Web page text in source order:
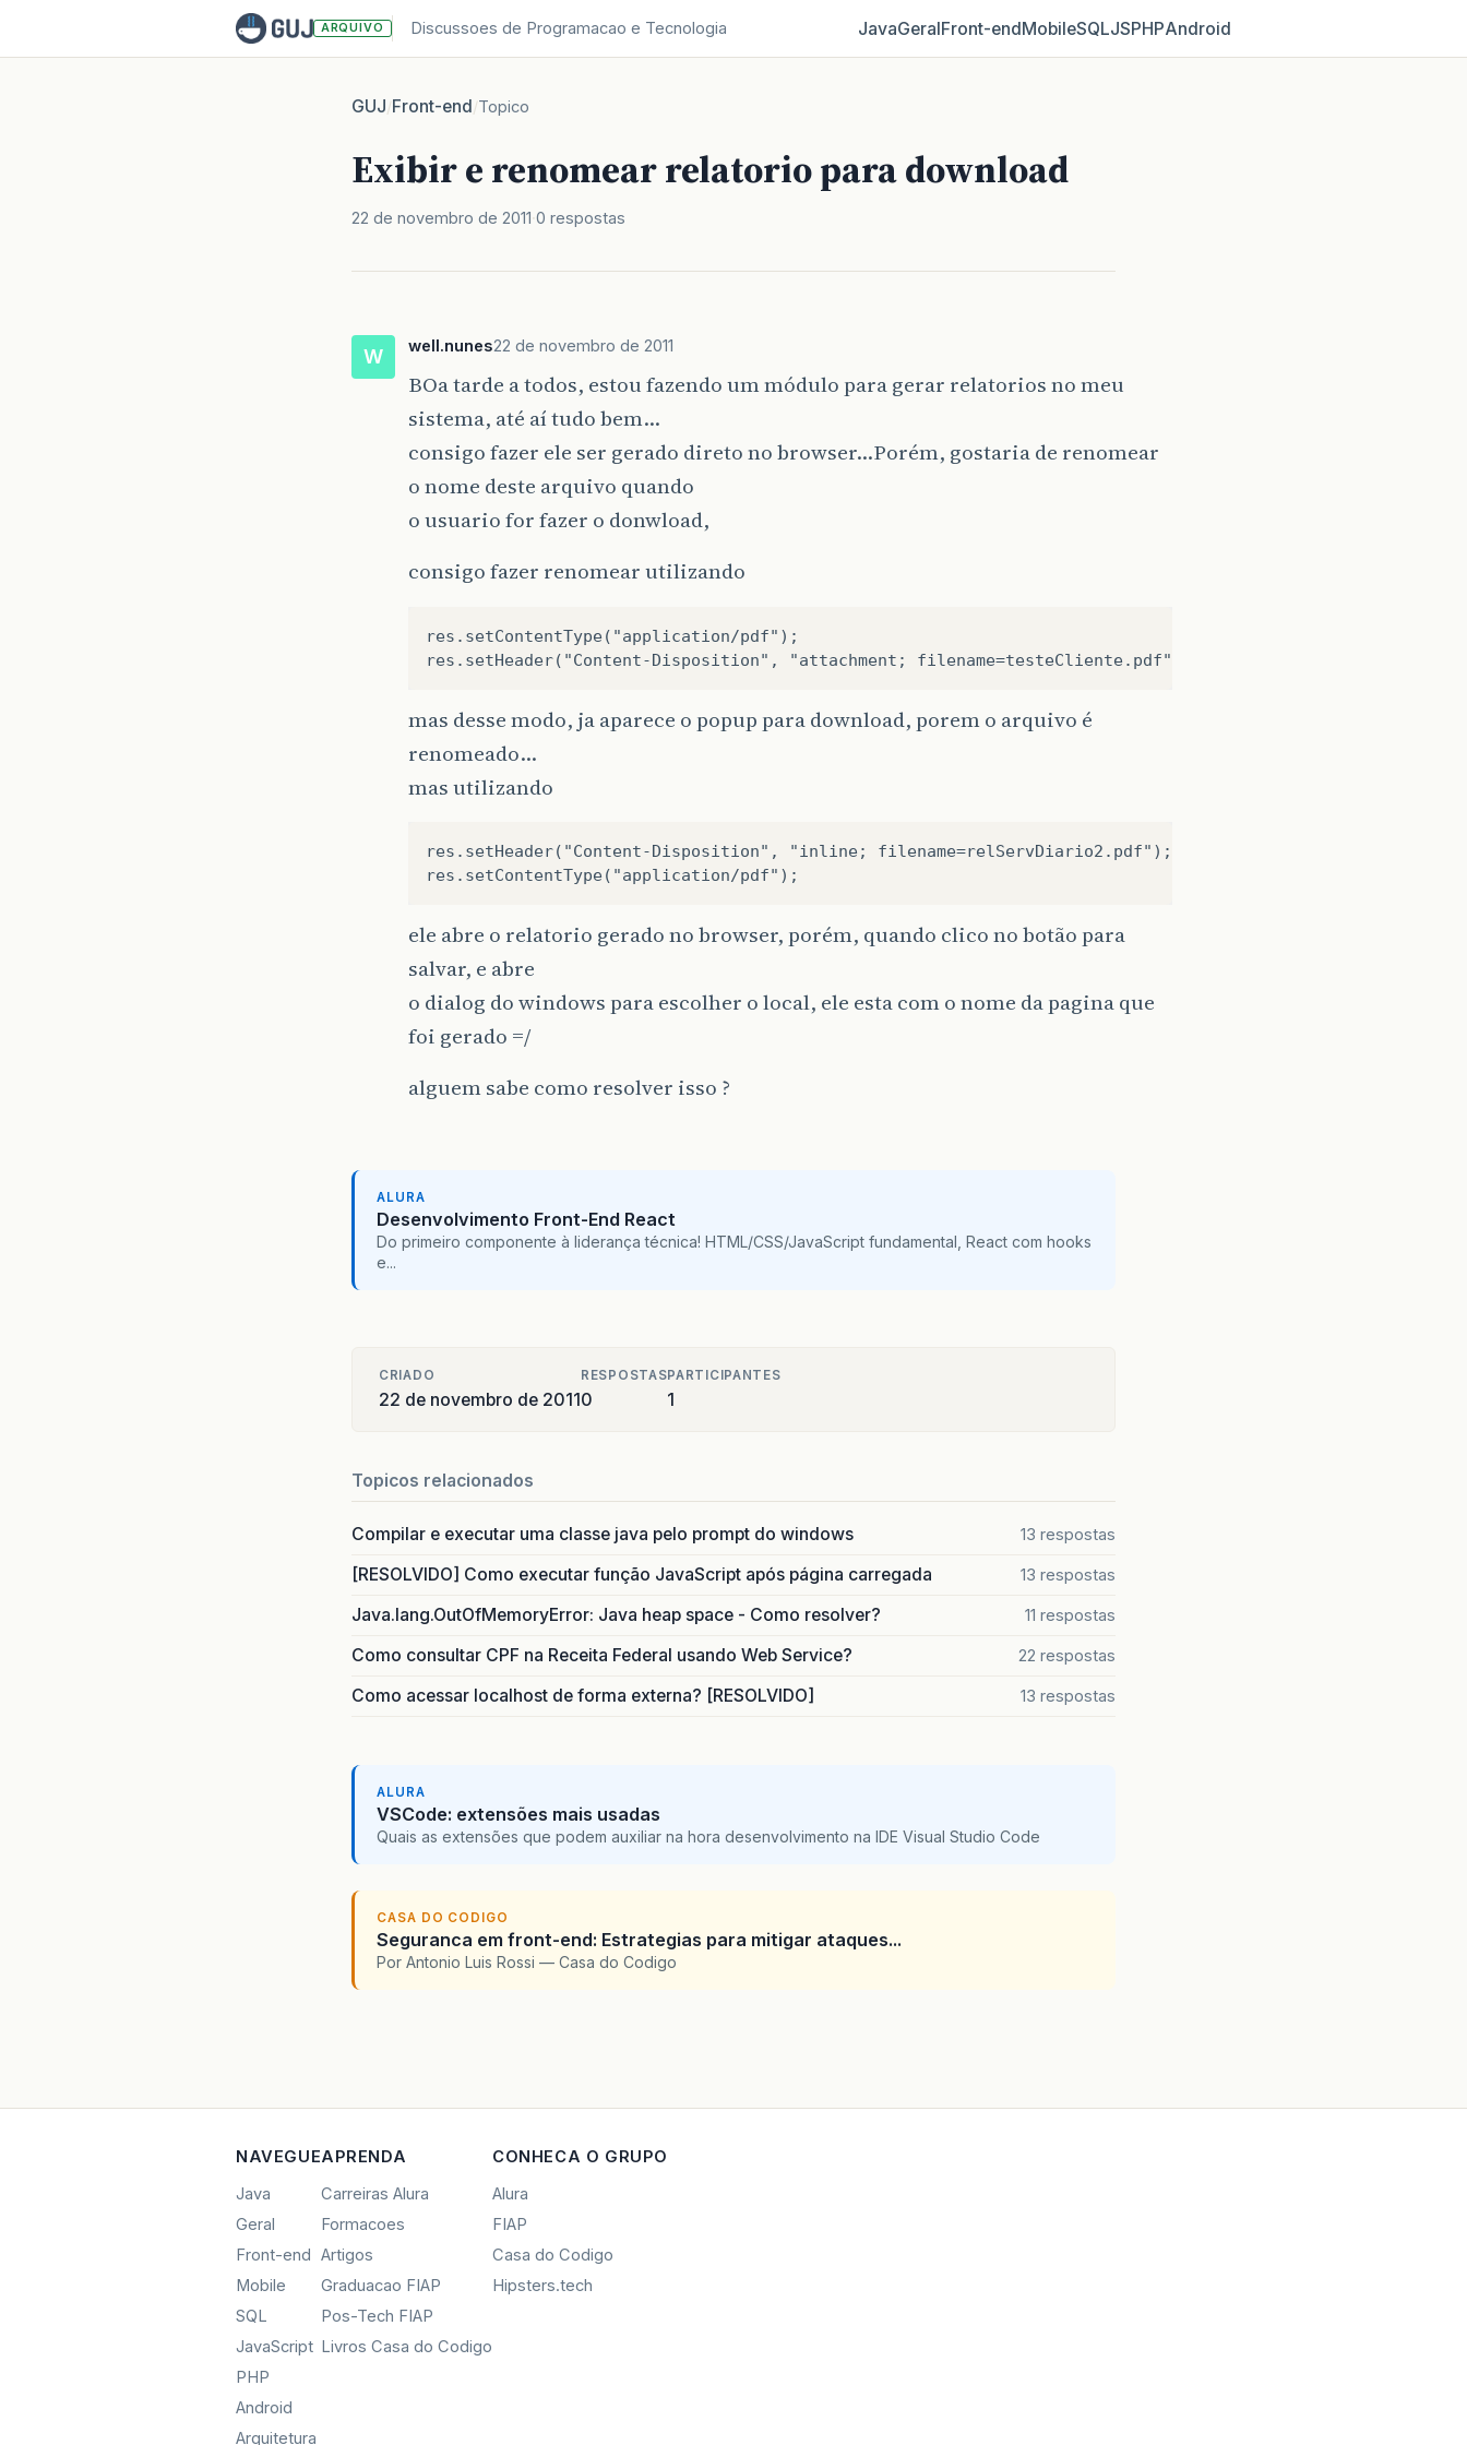
ARQUIVO Discussoes de Programacao e Tecnologia JavaGeralFront‑endMobileSQLJSPHPAndroid
GUJ/Front-end/Topico
Exibir e renomear relatorio para download
22 de novembro de 2011 0 respostas
W well.nunes22 de novembro de 2011
BOa tarde a todos, estou fazendo um módulo para gerar relatorios no meu
sistema, até aí tudo bem…
consigo fazer ele ser gerado direto no browser…Porém, gostaria de renomear
o nome deste arquivo quando
o usuario for fazer o donwload,
consigo fazer renomear utilizando
res.setContentType("application/pdf");
mas desse modo, ja aparece o popup para download, porem o arquivo é
renomeado…
mas utilizando
res.setHeader("Content-Disposition", "inline; filename=relServDiario2.pdf");
ele abre o relatorio gerado no browser, porém, quando clico no botão para
salvar, e abre
o dialog do windows para escolher o local, ele esta com o nome da pagina que
foi gerado =/
alguem sabe como resolver isso ?
ALURA
Desenvolvimento Front-End React
Do primeiro componente à liderança técnica! HTML/CSS/JavaScript fundamental, React com hooks
e...
CRIADO
22 de novembro de 2011
RESPOSTAS
0
PARTICIPANTES
1
Topicos relacionados
Compilar e executar uma classe java pelo prompt do windows 13 respostas
[RESOLVIDO] Como executar função JavaScript após página carregada 13 respostas
Java.lang.OutOfMemoryError: Java heap space - Como resolver? 11 respostas
Como consultar CPF na Receita Federal usando Web Service? 22 respostas
Como acessar localhost de forma externa? [RESOLVIDO] 13 respostas
ALURA
VSCode: extensões mais usadas
Quais as extensões que podem auxiliar na hora desenvolvimento na IDE Visual Studio Code
CASA DO CODIGO
Seguranca em front-end: Estrategias para mitigar ataques...
Por Antonio Luis Rossi — Casa do Codigo
NAVEGUE
Java
Geral
Front-end
Mobile
SQL
JavaScript
PHP
Android
Arquitetura
APRENDA
Carreiras Alura
Formacoes
Artigos
Graduacao FIAP
Pos-Tech FIAP
Livros Casa do Codigo
CONHECA O GRUPO
Alura
FIAP
Casa do Codigo
Hipsters.tech